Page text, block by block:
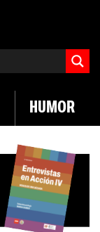
HUMOR
Los 43